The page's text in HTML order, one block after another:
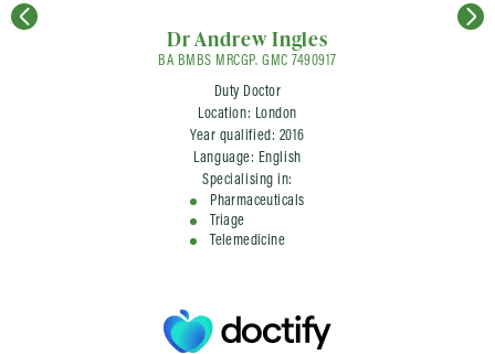
Dr Andrew Ingles
BA BMBS MRCGP. GMC 7490917
Duty Doctor
Location: London
Year qualified: 2016
Language: English
Specialising in:
Pharmaceuticals
Triage
Telemedicine